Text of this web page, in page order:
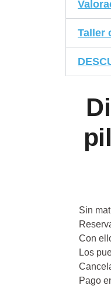
Taller
Sin
Con
Los
Pago